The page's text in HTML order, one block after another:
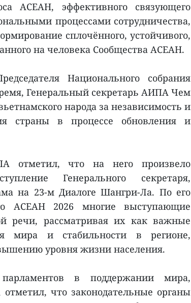
АСЕАН, эффективного связующего
процессами сотрудничества,
сплочённого, устойчивого,
на человека Сообщества АСЕАН.
Национального собрания
Генеральный секретарь АИПА Чем
народа за независимость и
страны в процессе обновления и
отметил, что на него произвело
Генерального секретаря,
на 23-м Диалоге Шангри-Ла. По его
АСЕАН 2026 многие выступающие
речи, рассматривая их как важные
мира и стабильности в регионе,
уровня жизни населения.
в поддержании мира,
что законодательные органы